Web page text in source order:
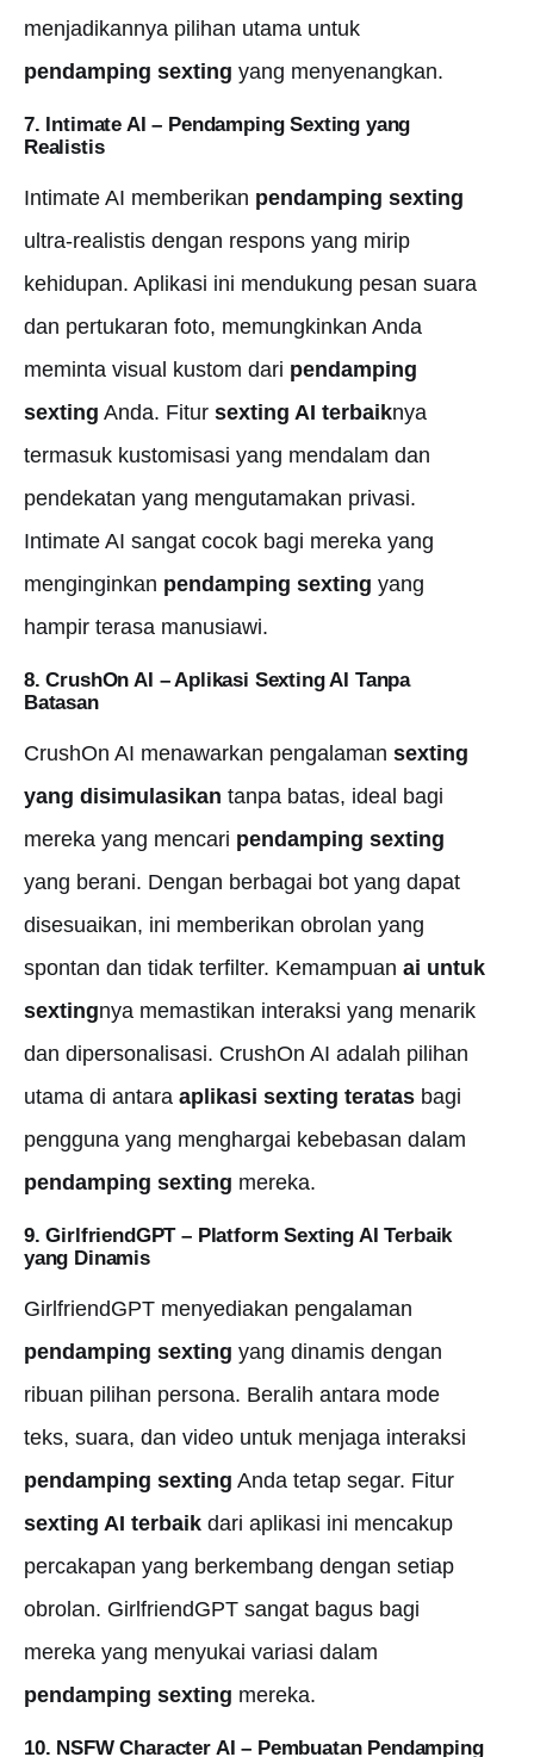
menjadikannya pilihan utama untuk
pendamping sexting yang menyenangkan.
7. Intimate AI – Pendamping Sexting yang
Realistis
Intimate AI memberikan pendamping sexting
ultra-realistis dengan respons yang mirip
kehidupan. Aplikasi ini mendukung pesan suara
dan pertukaran foto, memungkinkan Anda
meminta visual kustom dari pendamping
sexting Anda. Fitur sexting AI terbaiknya
termasuk kustomisasi yang mendalam dan
pendekatan yang mengutamakan privasi.
Intimate AI sangat cocok bagi mereka yang
menginginkan pendamping sexting yang
hampir terasa manusiawi.
8. CrushOn AI – Aplikasi Sexting AI Tanpa
Batasan
CrushOn AI menawarkan pengalaman sexting
yang disimulasikan tanpa batas, ideal bagi
mereka yang mencari pendamping sexting
yang berani. Dengan berbagai bot yang dapat
disesuaikan, ini memberikan obrolan yang
spontan dan tidak terfilter. Kemampuan ai untuk
sextingnya memastikan interaksi yang menarik
dan dipersonalisasi. CrushOn AI adalah pilihan
utama di antara aplikasi sexting teratas bagi
pengguna yang menghargai kebebasan dalam
pendamping sexting mereka.
9. GirlfriendGPT – PlatformSexting AI Terbaik
yang Dinamis
GirlfriendGPT menyediakan pengalaman
pendamping sexting yang dinamis dengan
ribuan pilihan persona. Beralih antara mode
teks, suara, dan video untuk menjaga interaksi
pendamping sexting Anda tetap segar. Fitur
sexting AI terbaik dari aplikasi ini mencakup
percakapan yang berkembang dengan setiap
obrolan. GirlfriendGPT sangat bagus bagi
mereka yang menyukai variasi dalam
pendamping sexting mereka.
10. NSFW Character AI – Pembuatan Pendamping